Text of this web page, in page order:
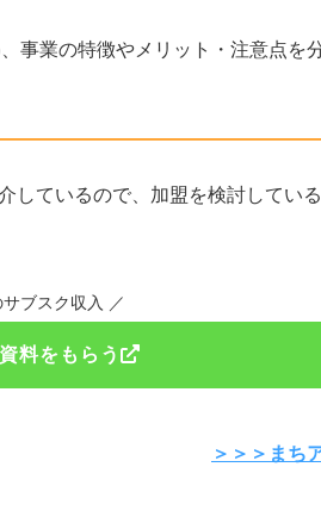
事業の特徴やメリット・注意点を
しているので、加盟を検討してい
ブスク収入 ／
料をもらう
＞＞＞まち